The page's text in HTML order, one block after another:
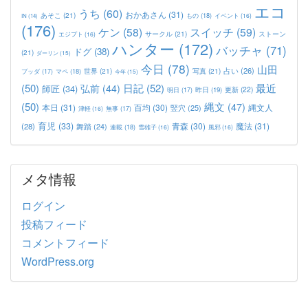
IN(14) あそこ (21) うち (60) おかあさん (31) もの (18) イベント (16) エコ
(176) エジプト (16) ケン (58) サークル (21) スイッチ (59) ストーン
(21) ダーリン(15) ドグ (38) ハンター (172) バッチャ (71)
ブッダ (17) マペ (18) 世界 (21) 今年(15) 今日 (78) 写真 (21) 占い(26) 山田
(50) 師匠 (34) 弘前 (44) 日記 (52) 明日 (17) 昨日 (19) 更新 (22) 最近
(50) 本日 (31) 津軽(16) 無事 (17) 百均 (30) 竪穴 (25) 縄文 (47) 縄文人
(28) 育児 (33) 舞踏 (24) 連載 (18) 雪雄子(16) 青森 (30) 風邪(16) 魔法 (31)
メタ情報
ログイン
投稿フィード
コメントフィード
WordPress.org